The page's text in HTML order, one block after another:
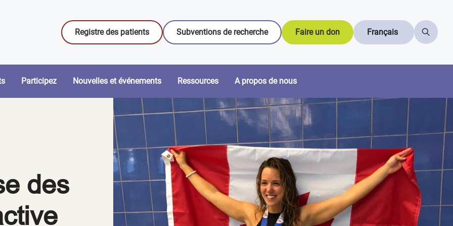
Registre des patients Subventions de recherche Faire un don Français
Participez Nouvelles et événements Ressources A propos de nous
des